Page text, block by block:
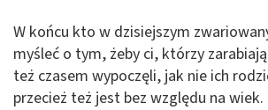
W końcu kto w dzisiejszym
myśleć o tym, żeby ci, którzy
też czasem wypoczęli, jak nie ich
przecież też jest bez względu na wiek.